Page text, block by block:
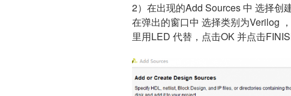
2）在出现的Add Sources 中 选择创
在弹出的窗口中 选择类别为Verilog
里用LED 代替，点击OK 并点击